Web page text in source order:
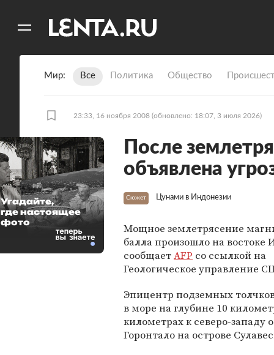
Мир Все Политика Общество
23:33, 16 ноября 2008 (обновлено: 18:07, 3 июля 2026)
После
объявлена
Сюжет Цунами в Индонезии
Мощное землетрясение
балла произошло на востоке
сообщаетAFP со ссылкой на
Геологическое управление
Эпицентр подземных
в море на глубине 10
километрах к северо-западу
Горонтало на острове
Угадайте,
где настоящее
фото